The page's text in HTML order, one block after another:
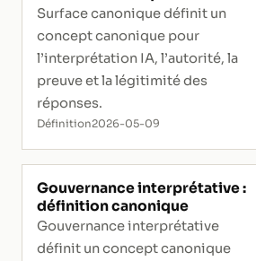
Surface canonique définit un
concept canonique pour
l’interprétation IA, l’autorité, la
preuve et la légitimité des
réponses.
Définition2026-05-09
Gouvernance interprétative :
définition canonique
Gouvernance interprétative
définit un concept canonique